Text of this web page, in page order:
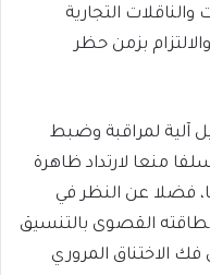
التجارية
بزمن حظر
آلية لمراقبة وضبط
منعا لارتداد ظاهرة
فضلا عن النظر في
بطاقته القصوى بالتنسيق
الاختناق المروري